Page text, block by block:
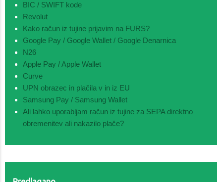
BIC / SWIFT kode
Revolut
Kako račun iz tujine prijavim na FURS?
Google Pay / Google Wallet / Google Denarnica
N26
Apple Pay / Apple Wallet
Curve
UPN obrazec in plačila v in iz EU
Samsung Pay / Samsung Wallet
Ali lahko uporabljam račun iz tujine za SEPA direktno
obremenitev ali nakazilo plače?